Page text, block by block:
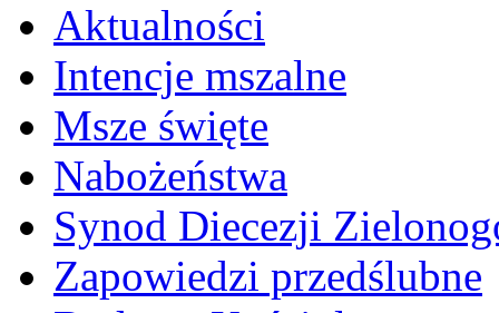
Aktualności
Intencje mszalne
Msze święte
Nabożeństwa
Synod Diecezji
Zapowiedzi przedślubne